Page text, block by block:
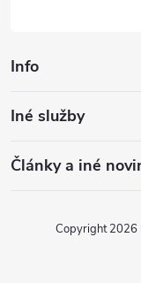
Info
Iné služby
Články a iné
Copyright 2026